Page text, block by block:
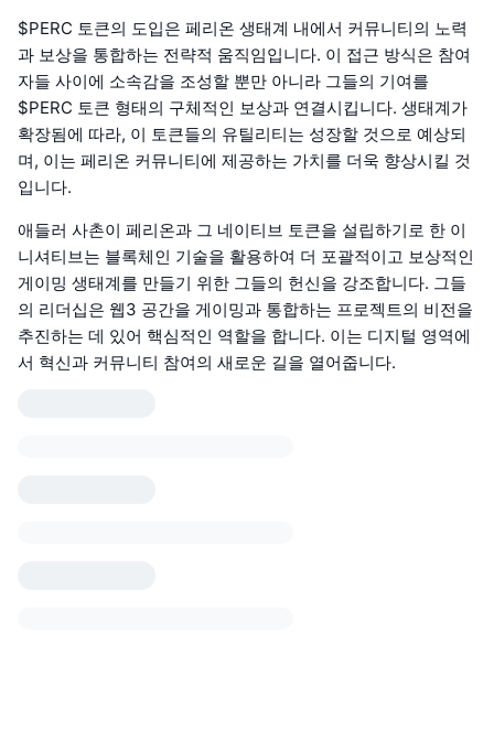
$PERC 토큰의 도입은 페리온 생태계 내에서 커뮤니티의 노력
과 보상을 통합하는 전략적 움직임입니다. 이 접근 방식은 참여
자들 사이에 소속감을 조성할 뿐만 아니라 그들의 기여를
$PERC 토큰 형태의 구체적인 보상과 연결시킵니다. 생태계가
확장됨에 따라, 이 토큰들의 유틸리티는 성장할 것으로 예상되
며, 이는 페리온 커뮤니티에 제공하는 가치를 더욱 향상시킬 것
입니다.
애들러 사촌이 페리온과 그 네이티브 토큰을 설립하기로 한 이
니셔티브는 블록체인 기술을 활용하여 더 포괄적이고 보상적인
게이밍 생태계를 만들기 위한 그들의 헌신을 강조합니다. 그들
의 리더십은 웹3 공간을 게이밍과 통합하는 프로젝트의 비전을
추진하는 데 있어 핵심적인 역할을 합니다. 이는 디지털 영역에
서 혁신과 커뮤니티 참여의 새로운 길을 열어줍니다.